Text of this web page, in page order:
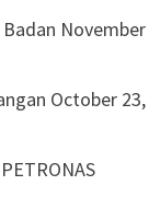
November
October 23,